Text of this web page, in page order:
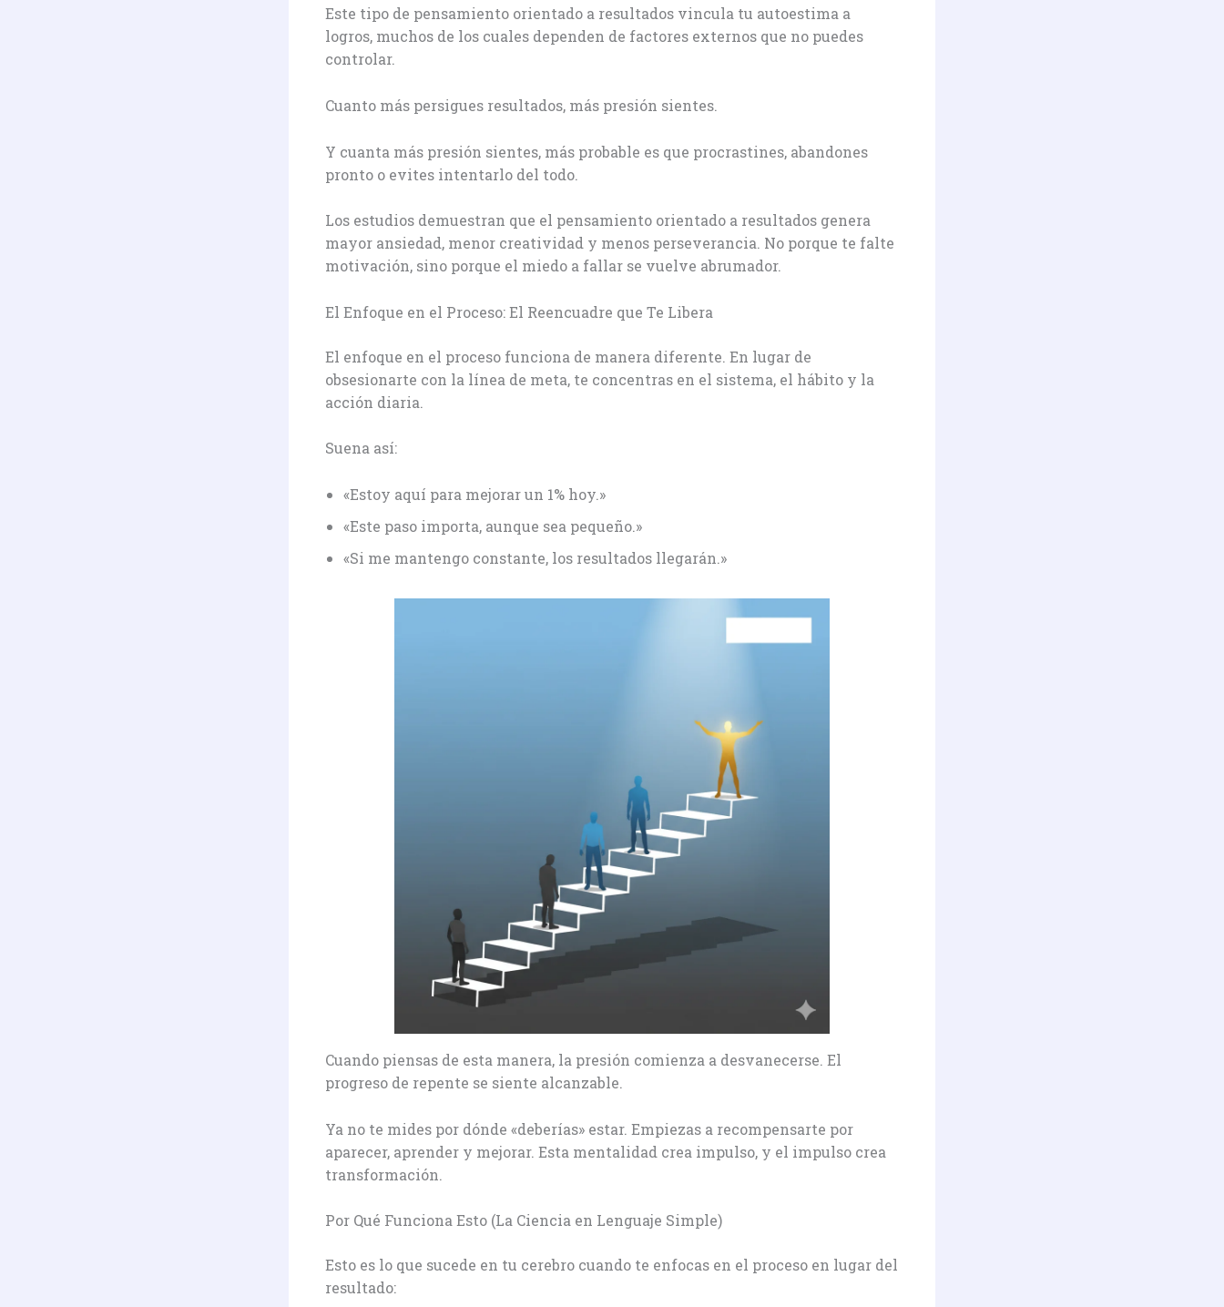
Este tipo de pensamiento orientado a resultados vincula tu autoestima a
logros, muchos de los cuales dependen de factores externos que no puedes
controlar.
Cuanto más persigues resultados, más presión sientes.
Y cuanta más presión sientes, más probable es que procrastines, abandones
pronto o evites intentarlo del todo.
Los estudios demuestran que el pensamiento orientado a resultados genera
mayor ansiedad, menor creatividad y menos perseverancia. No porque te falte
motivación, sino porque el miedo a fallar se vuelve abrumador.
El Enfoque en el Proceso: El Reencuadre que Te Libera
El enfoque en el proceso funciona de manera diferente. En lugar de
obsesionarte con la línea de meta, te concentras en el sistema, el hábito y la
acción diaria.
Suena así:
«Estoy aquí para mejorar un 1% hoy.»
«Este paso importa, aunque sea pequeño.»
«Si me mantengo constante, los resultados llegarán.»
Cuando piensas de esta manera, la presión comienza a desvanecerse. El
progreso de repente se siente alcanzable.
Ya no te mides por dónde «deberías» estar. Empiezas a recompensarte por
aparecer, aprender y mejorar. Esta mentalidad crea impulso, y el impulso crea
transformación.
Por Qué Funciona Esto (La Ciencia en Lenguaje Simple)
Esto es lo que sucede en tu cerebro cuando te enfocas en el proceso en lugar del
resultado: